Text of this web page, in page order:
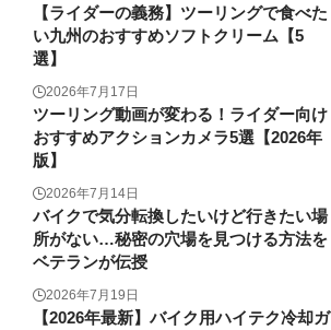
【ライダーの義務】ツーリングで食べた
い九州のおすすめソフトクリーム【5
選】
2026年7月17日
ツーリング動画が変わる！ライダー向け
おすすめアクションカメラ5選【2026年
版】
2026年7月14日
バイクで気分転換したいけど行きたい場
所がない…秘密の穴場を見つける方法を
ベテランが伝授
2026年7月19日
【2026年最新】バイク用ハイテク冷却ガ